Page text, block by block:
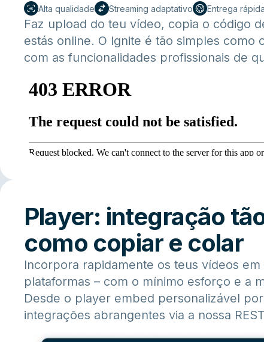
Alta qualidade Streaming adaptativo Entrega
Faz upload do teu vídeo, copia o código
estás online. O Ignite é tão simples como
com as funcionalidades profissionais de
Player: integração
como copiar e colar
Incorpora rapidamente os teus vídeos em
plataformas – com o mínimo esforço e a
Desde o player embed personalizável
integrações abrangentes via a nossa